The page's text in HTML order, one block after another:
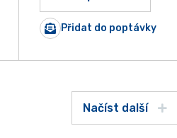
Přidat do poptávky
Načíst další